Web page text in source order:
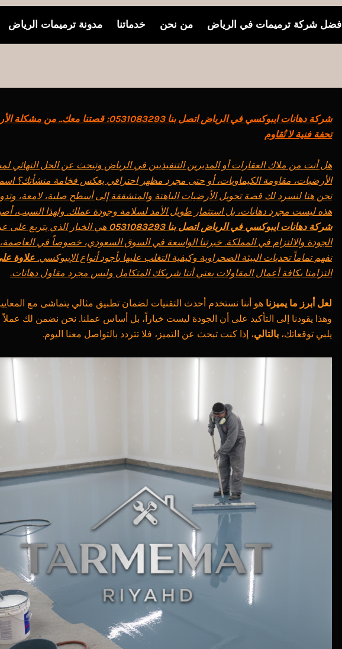
أفضل شركة ترميمات في الرياض من نحن خدماتنا مدونة ترميمات الرياض
شركة دهانات ايبوكسي في الرياض اتصل بنا 0531083293: قصتنا معك..
تحفة فنية لا تُقاوم
هل أنت من ملاك العقارات أو المديرين التنفيذيين في الرياض وتبحث عن الحل النهائي
الأرضيات، مقاومة الكيماويات، أو حتى مجرد مظهر احترافي يعكس فخامة منشأتك؟
نحن هنا لنسرد لك قصة تحويل الأرضيات الباهتة والمتشققة إلى أسطح صلبة، لامعة،
هذه ليست مجرد دهانات، بل استثمار طويل الأمد لسلامة وجودة عملك. ولهذا السبب،
شركة دهانات ايبوكسي في الرياض اتصل بنا 0531083293
هي الخيار الذي يتربع
الجودة والالتزام في المملكة. خبرتنا الواسعة في السوق السعودي، خصوصاً في العاصمة،
نفهم تماماً تحديات البيئة الصحراوية وكيفية التغلب عليها بأجود أنواع الإيبوكسي. علاوة
التزامنا بكافة أعمال المقاولات يعني أننا شريكك المتكامل وليس مجرد مقاول دهانات.
لعل أبرز ما يميزنا هو أننا نستخدم أحدث التقنيات لضمان تطبيق مثالي يتماشى مع المعايير
وهذا يقودنا إلى التأكيد على أن الجودة ليست خياراً، بل أساس عملنا. نحن نضمن لك عملاً
يلبي توقعاتك، بالتالي، إذا كنت تبحث عن التميز، فلا تتردد بالتواصل معنا اليوم.